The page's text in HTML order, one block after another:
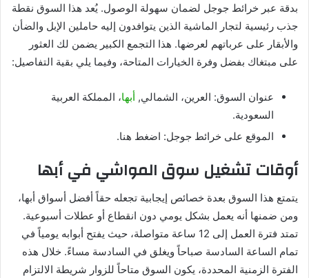
بدقة عبر خرائط جوجل لضمان سهولة الوصول. يُعد هذا السوق نقطة
جذب رئيسية لتجار الماشية الذين يتوافدون إليه حاملين الإبل والضأن
والأبقار على عرباتهم لعرضها. هذا التجمع الكبير يضمن لك العثور
على مبتغاك بفضل وفرة الخيارات المتاحة، وفيما يلي بقية التفاصيل:
عنوان السوق: العرين، الشمالي, أبها، المملكة العربية
السعودية.
الموقع على خرائط جوجل: اضغط هنا.
أوقات تشغيل سوق المواشي في أبها
يتمتع هذا السوق بعدة خصائص إيجابية تجعله حقاً أفضل أسواق أبها،
ومن ضمنها أنه يعمل بشكل يومي دون انقطاع أو عطلات أسبوعية.
تمتد فترة العمل إلى 12 ساعة متواصلة، حيث يفتح أبوابه يومياً في
تمام الساعة السادسة صباحاً ويغلق في السادسة مساءً. خلال هذه
الفترة الزمنية المحددة، يكون السوق متاحاً للزوار شريطة الالتزام